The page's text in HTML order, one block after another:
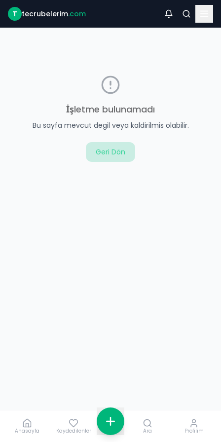
T tecrubelerim.com
İşletme bulunamadı
Bu sayfa mevcut degil veya kaldirilmis olabilir.
Geri Dön
Anasayfa Kaydedilenler Ara Profilim